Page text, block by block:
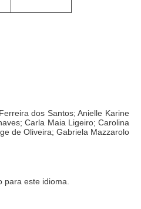
dos Santos; Anielle Karine
Carla Maia Ligeiro; Carolina
de Oliveira; Gabriela Mazzarolo
para este idioma.